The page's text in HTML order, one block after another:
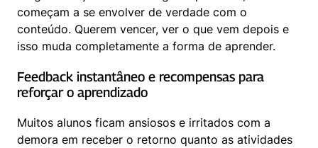
começam a se envolver de verdade com o
conteúdo. Querem vencer, ver o que vem depois e
isso muda completamente a forma de aprender.
Feedback instantâneo e recompensas para
reforçar o aprendizado
Muitos alunos ficam ansiosos e irritados com a
demora em receber o retorno quanto as atividades